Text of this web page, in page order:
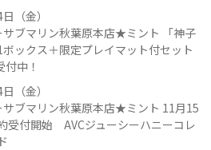
（金）
サブマリン秋葉原本店★ミント 「神子
ックス＋限定プレイマット付セット
中！
（金）
サブマリン秋葉原本店★ミント 11月15
受付開始 AVCジューシーハニーコレ